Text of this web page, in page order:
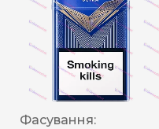
Фасування: